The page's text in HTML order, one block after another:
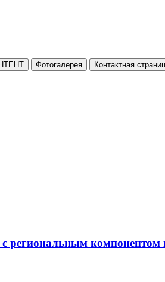
Фотогалерея Контактная
региональным компонентом